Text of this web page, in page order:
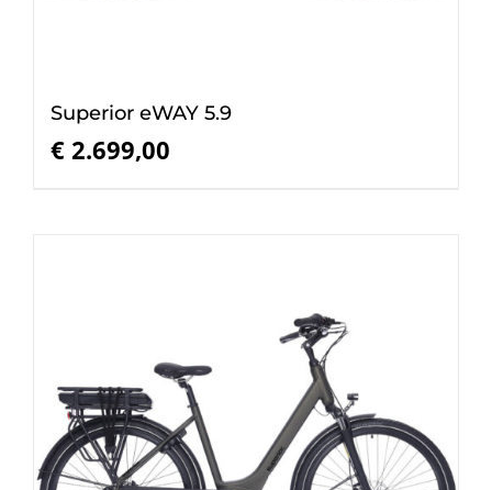
Superior eWAY 5.9
€ 2.699,00